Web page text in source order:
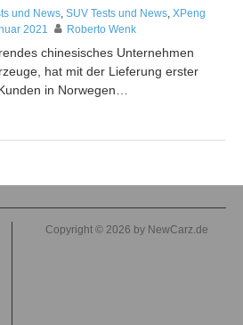
und News SUV Tests und News XPeng
2021 Roberto Wenk
chinesisches Unternehmen
hat mit der Lieferung erster
in Norwegen…
Copyright © 2026 by NewCarz.de